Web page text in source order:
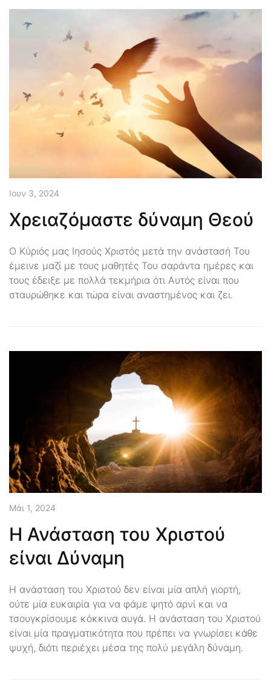
Ιουν 3, 2024
Χρειαζόμαστε δύναμη Θεού
Ο Κύριός μας Ιησούς Χριστός μετά την ανάστασή Του
έμεινε μαζί με τους μαθητές Του σαράντα ημέρες και
τους έδειξε με πολλά τεκμήρια ότι Αυτός είναι που
σταυρώθηκε και τώρα είναι αναστημένος και ζει.
Μάι 1, 2024
Η Ανάσταση του Χριστού
είναι Δύναμη
Η ανάσταση του Χριστού δεν είναι μία απλή γιορτή,
ούτε μία ευκαιρία για να φάμε ψητό αρνί και να
τσουγκρίσουμε κόκκινα αυγά. Η ανάσταση του Χριστού
είναι μία πραγματικότητα που πρέπει να γνωρίσει κάθε
ψυχή, διότι περιέχει μέσα της πολύ μεγάλη δύναμη.